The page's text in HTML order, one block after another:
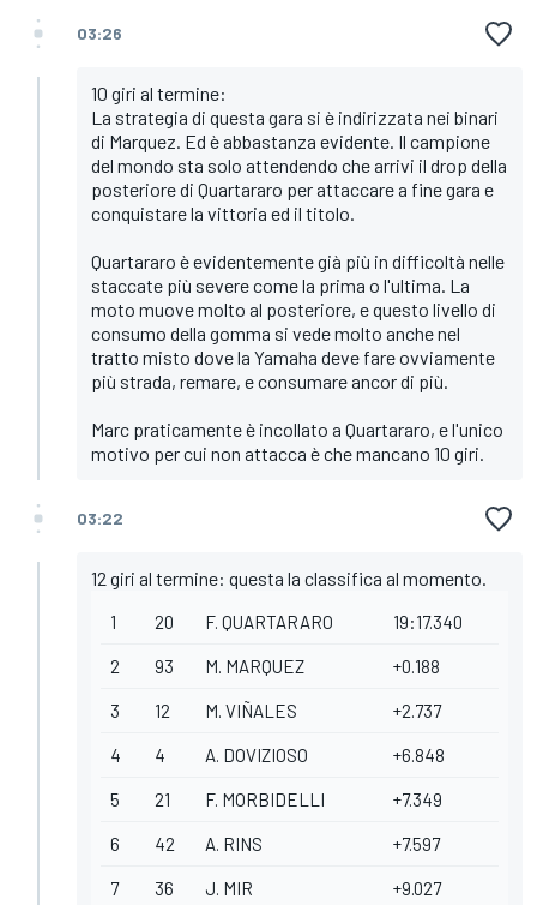
03:26
10 giri al termine:
La strategia di questa gara si è indirizzata nei binari
di Marquez. Ed è abbastanza evidente. Il campione
del mondo sta solo attendendo che arrivi il drop della
posteriore di Quartararo per attaccare a fine gara e
conquistare la vittoria ed il titolo.
Quartararo è evidentemente già più in difficoltà nelle
staccate più severe come la prima o l'ultima. La
moto muove molto al posteriore, e questo livello di
consumo della gomma si vede molto anche nel
tratto misto dove la Yamaha deve fare ovviamente
più strada, remare, e consumare ancor di più.
Marc praticamente è incollato a Quartararo, e l'unico
motivo per cui non attacca è che mancano 10 giri.
03:22
12 giri al termine: questa la classifica al momento.
1 20 F. QUARTARARO 19:17.340
2 93 M. MARQUEZ +0.188
3 12 M. VIÑALES +2.737
4 4 A. DOVIZIOSO +6.848
5 21 F. MORBIDELLI +7.349
6 42 A. RINS +7.597
7 36 J. MIR +9.027